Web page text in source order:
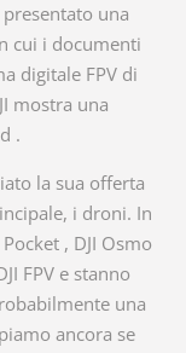
una
cui i documenti
digitale FPV di
mostra una
.
la sua offerta
i droni. In
, DJI Osmo
FPV e stanno
una
ancora se